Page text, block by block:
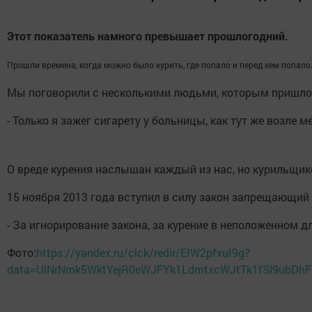
Этот показатель намного превышает прошлогодний.
Прошли времена, когда можно было курить, где попало и перед кем
Мы поговорили с несколькими людьми, которым
- Только я зажег сигарету у больницы, как тут же
О вреде курения наслышан каждый из нас, но
15 ноября 2013 года вступил в силу закон
- За игнорирование закона, за курение в неположенном
Фото:https://yandex.ru/clck/redir/EIW2pfxuI9g?